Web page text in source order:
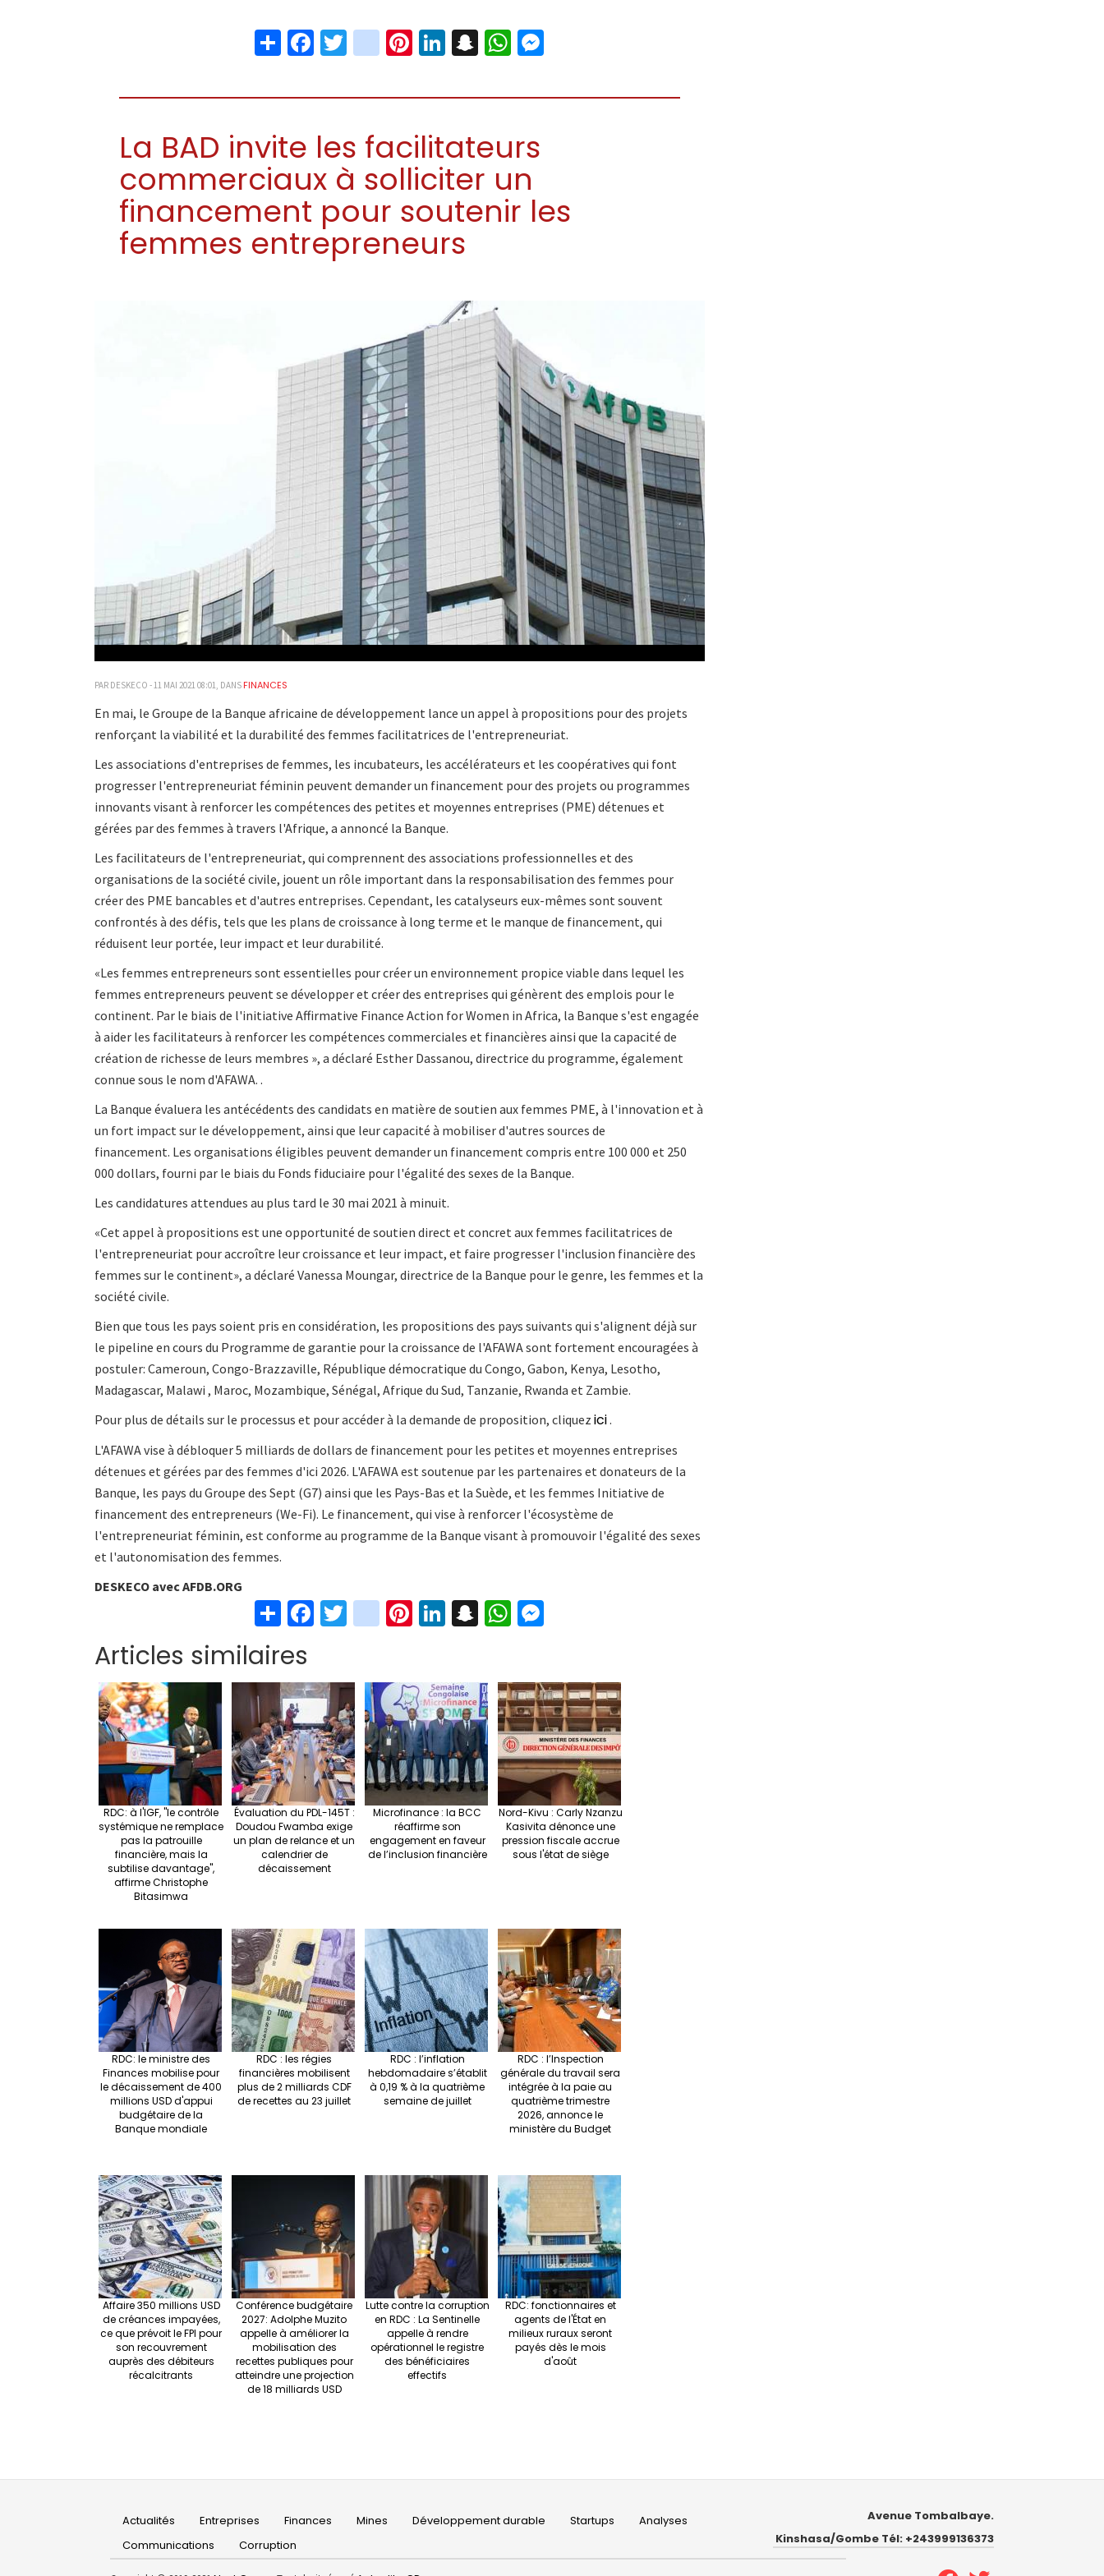
ShareFacebook
Twitter
instagram
Pinterest
LinkedIn
Snapchat
WhatsApp
La BAD invite les facilitateurs
commerciaux à solliciter un
financement pour soutenir les
femmes entrepreneurs
PAR DESKECO - 11 MAI 2021 08:01, DANS FINANCES
En mai, le Groupe de la Banque africaine de développement lance un appel à propositions pour des projets
renforçant la viabilité et la durabilité des femmes facilitatrices de l'entrepreneuriat.
Les associations d'entreprises de femmes, les incubateurs, les accélérateurs et les coopératives qui font
progresser l'entrepreneuriat féminin peuvent demander un financement pour des projets ou programmes
innovants visant à renforcer les compétences des petites et moyennes entreprises (PME) détenues et
gérées par des femmes à travers l'Afrique, a annoncé la Banque.
Les facilitateurs de l'entrepreneuriat, qui comprennent des associations professionnelles et des
organisations de la société civile, jouent un rôle important dans la responsabilisation des femmes pour
créer des PME bancables et d'autres entreprises. Cependant, les catalyseurs eux-mêmes sont souvent
confrontés à des défis, tels que les plans de croissance à long terme et le manque de financement, qui
réduisent leur portée, leur impact et leur durabilité.
«Les femmes entrepreneurs sont essentielles pour créer un environnement propice viable dans lequel les
femmes entrepreneurs peuvent se développer et créer des entreprises qui génèrent des emplois pour le
continent. Par le biais de l'initiative Affirmative Finance Action for Women in Africa, la Banque s'est engagée
à aider les facilitateurs à renforcer les compétences commerciales et financières ainsi que la capacité de
création de richesse de leurs membres », a déclaré Esther Dassanou, directrice du programme, également
connue sous le nom d'AFAWA. .
La Banque évaluera les antécédents des candidats en matière de soutien aux femmes PME, à l'innovation et à
un fort impact sur le développement, ainsi que leur capacité à mobiliser d'autres sources de
financement. Les organisations éligibles peuvent demander un financement compris entre 100 000 et 250
000 dollars, fourni par le biais du Fonds fiduciaire pour l'égalité des sexes de la Banque.
Les candidatures attendues au plus tard le 30 mai 2021 à minuit.
«Cet appel à propositions est une opportunité de soutien direct et concret aux femmes facilitatrices de
l'entrepreneuriat pour accroître leur croissance et leur impact, et faire progresser l'inclusion financière des
femmes sur le continent», a déclaré Vanessa Moungar, directrice de la Banque pour le genre, les femmes et la
société civile.
Bien que tous les pays soient pris en considération, les propositions des pays suivants qui s'alignent déjà sur
le pipeline en cours du Programme de garantie pour la croissance de l'AFAWA sont fortement encouragées à
postuler: Cameroun, Congo-Brazzaville, République démocratique du Congo, Gabon, Kenya, Lesotho,
Madagascar, Malawi , Maroc, Mozambique, Sénégal, Afrique du Sud, Tanzanie, Rwanda et Zambie.
Pour plus de détails sur le processus et pour accéder à la demande de proposition, cliquez ici.
L'AFAWA vise à débloquer 5 milliards de dollars de financement pour les petites et moyennes entreprises
détenues et gérées par des femmes d'ici 2026. L'AFAWA est soutenue par les partenaires et donateurs de la
Banque, les pays du Groupe des Sept (G7) ainsi que les Pays-Bas et la Suède, et les femmes Initiative de
financement des entrepreneurs (We-Fi). Le financement, qui vise à renforcer l'écosystème de
l'entrepreneuriat féminin, est conforme au programme de la Banque visant à promouvoir l'égalité des sexes
et l'autonomisation des femmes.
DESKECO avec AFDB.ORG
S
h
ar
e
Fa
ce
o
o
k
T
wi
er
in
st
ra
m
Pi
nt
es
t
Li
n
dI
n
S
n
pc
h
at
W
h
sA
p
p
n
ge
r
Articles similaires
RDC: à l'IGF, "le contrôle
systémique ne remplace
pas la patrouille
financière, mais la
subtilise davantage",
affirme Christophe
Bitasimwa
Évaluation du PDL-145T :
Doudou Fwamba exige
un plan de relance et un
calendrier de
décaissement
Microfinance : la BCC
réaffirme son
engagement en faveur
de l’inclusion financière
Nord-Kivu : Carly Nzanzu
Kasivita dénonce une
pression fiscale accrue
sous l'état de siège
RDC: le ministre des
Finances mobilise pour
le décaissement de 400
millions USD d'appui
budgétaire de la
Banque mondiale
RDC : les régies
financières mobilisent
plus de 2 milliards CDF
de recettes au 23 juillet
RDC : l’inflation
hebdomadaire s’établit
à 0,19 % à la quatrième
semaine de juillet
RDC : l’Inspection
générale du travail sera
intégrée à la paie au
quatrième trimestre
2026, annonce le
ministère du Budget
Affaire 350 millions USD
de créances impayées,
ce que prévoit le FPI pour
son recouvrement
auprès des débiteurs
récalcitrants
Conférence budgétaire
2027: Adolphe Muzito
appelle à améliorer la
mobilisation des
recettes publiques pour
atteindre une projection
de 18 milliards USD
Lutte contre la corruption
en RDC : La Sentinelle
appelle à rendre
opérationnel le registre
des bénéficiaires
effectifs
RDC: fonctionnaires et
agents de l'État en
milieux ruraux seront
payés dès le mois
d'août
Main
navigation
Actualités Entreprises Finances Mines Développement durable Startups
Analyses
Communications
Corruption
Avenue Tombalbaye.
Kinshasa/Gombe Tél: +243999136373